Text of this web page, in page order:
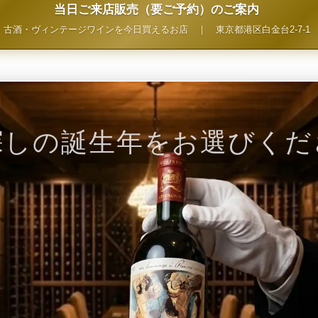
当日ご来店販売（要ご予約）のご案内
古酒・ヴィンテージワインを今日買えるお店｜ 東京都港区白金台2-7-1
の誕生年をお選びく